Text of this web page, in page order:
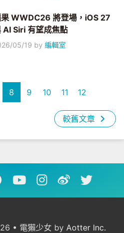
WWDC26 將登場，iOS 27
AI Siri 有望成焦點
05/19 by編輯室
8 9 10 11 12
較舊文章
• 電獺少女 by Aotter Inc.